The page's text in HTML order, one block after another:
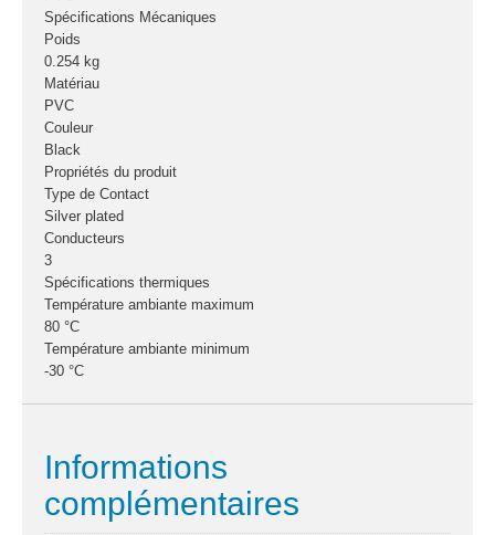
Contrôle DMX
Machines à effets
Jeux et effets
lumière à led
Laser
Strobes
Sono
Enceintes
Amplificateurs
Contrôle DMX
Microphone
Sono portable sur
batterie
Espace DJ
Spécifications Mécaniques
Poids
0.254 kg
Matériau
PVC
Couleur
Black
Propriétés du produit
Type de Contact
Silver plated
Conducteurs
3
Spécifications thermiques
Température ambiante maximum
80 °C
Température ambiante minimum
-30 °C
Informations
complémentaires